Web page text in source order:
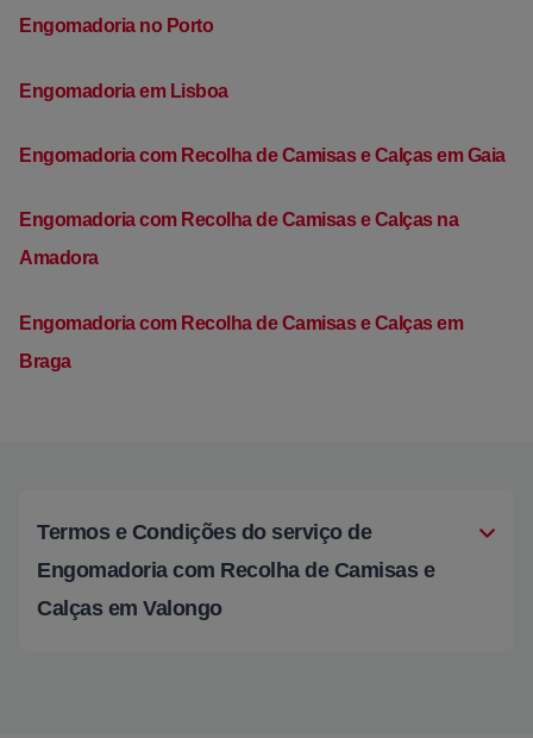
Engomadoria no Porto
Engomadoria em Lisboa
Engomadoria com Recolha de Camisas e Calças em Gaia
Engomadoria com Recolha de Camisas e Calças na
Amadora
Engomadoria com Recolha de Camisas e Calças em
Braga
Termos e Condições do serviço de
Engomadoria com Recolha de Camisas e
Calças em Valongo